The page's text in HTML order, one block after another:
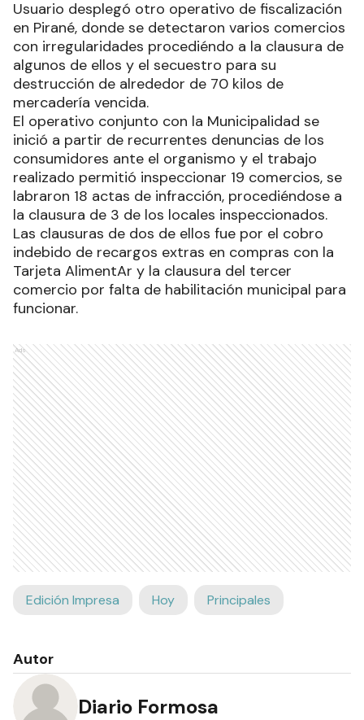
Usuario desplegó otro operativo de fiscalización
en Pirané, donde se detectaron varios comercios
con irregularidades procediéndo a la clausura de
algunos de ellos y el secuestro para su
destrucción de alrededor de 70 kilos de
mercadería vencida.
El operativo conjunto con la Municipalidad se
inició a partir de recurrentes denuncias de los
consumidores ante el organismo y el trabajo
realizado permitió inspeccionar 19 comercios, se
labraron 18 actas de infracción, procediéndose a
la clausura de 3 de los locales inspeccionados.
Las clausuras de dos de ellos fue por el cobro
indebido de recargos extras en compras con la
Tarjeta AlimentAr y la clausura del tercer
comercio por falta de habilitación municipal para
funcionar.
Ads
Edición Impresa Hoy Principales
Autor
Diario Formosa